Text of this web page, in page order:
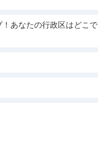
あなたの行政区はどこで